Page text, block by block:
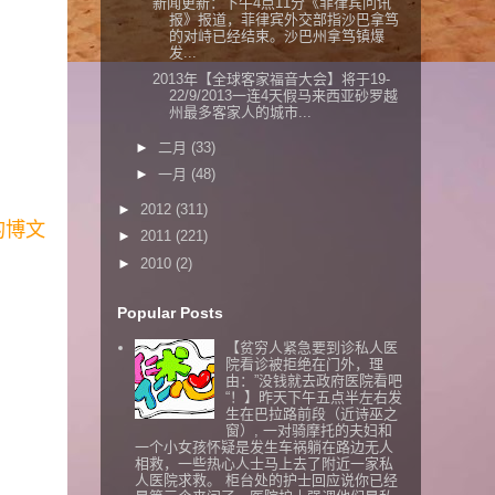
博文
报》报道，菲律宾外交部指沙巴拿笃
的对峙已经结束。沙巴州拿笃镇爆
发...
2013年【全球客家福音大会】将于19-
22/9/2013一连4天假马来西亚砂罗越
州最多客家人的城市...
► 二月 (33)
► 一月 (48)
► 2012 (311)
► 2011 (221)
► 2010 (2)
Popular Posts
【贫穷人紧急要到诊私人医
院看诊被拒绝在门外，理
由：”没钱就去政府医院看吧
“！】昨天下午五点半左右发
生在巴拉路前段（近诗巫之
窗）, 一对骑摩托的夫妇和
一个小女孩怀疑是发生车祸躺在路边无人
相救，一些热心人士马上去了附近一家私
人医院求救。 柜台处的护士回应说你已经